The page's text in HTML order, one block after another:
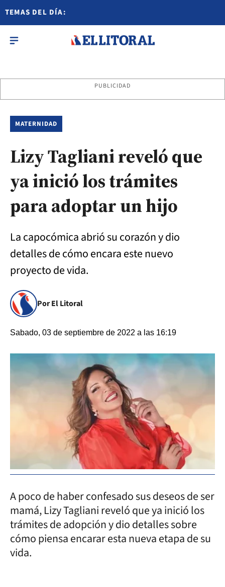
TEMAS DEL DÍA:
PUBLICIDAD
MATERNIDAD
Lizy Tagliani reveló que
ya inició los trámites
para adoptar un hijo
La capocómica abrió su corazón y dio
detalles de cómo encara este nuevo
proyecto de vida.
Por El Litoral
Sabado, 03 de septiembre de 2022 a las 16:19
A poco de haber confesado sus deseos de ser
mamá, Lizy Tagliani reveló que ya inició los
trámites de adopción y dio detalles sobre
cómo piensa encarar esta nueva etapa de su
vida.